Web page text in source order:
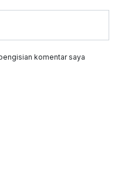
komentar saya